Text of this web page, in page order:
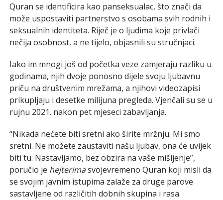
Quran se identificira kao panseksualac, što znači da
može uspostaviti partnerstvo s osobama svih rodnih i
seksualnih identiteta. Riječ je o ljudima koje privlači
nečija osobnost, a ne tijelo, objasnili su stručnjaci.
Iako im mnogi još od početka veze zamjeraju razliku u
godinama, njih dvoje ponosno dijele svoju ljubavnu
priču na društvenim mrežama, a njihovi videozapisi
prikupljaju i desetke milijuna pregleda. Vjenčali su se u
rujnu 2021. nakon pet mjeseci zabavljanja.
“Nikada nećete biti sretni ako širite mržnju. Mi smo
sretni. Ne možete zaustaviti našu ljubav, ona će uvijek
biti tu. Nastavljamo, bez obzira na vaše mišljenje”,
poručio je hejterimasvojevremeno Quran koji misli da
se svojim javnim istupima zalaže za druge parove
sastavljene od različitih dobnih skupina i rasa.